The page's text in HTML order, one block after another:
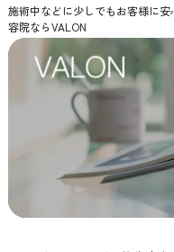
施術中などに少しでもお客様に
容院ならVALON